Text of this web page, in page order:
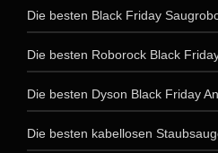
Die besten Black Friday
Die besten Roborock Black
Die besten Dyson Black Friday
Die besten kabellosen